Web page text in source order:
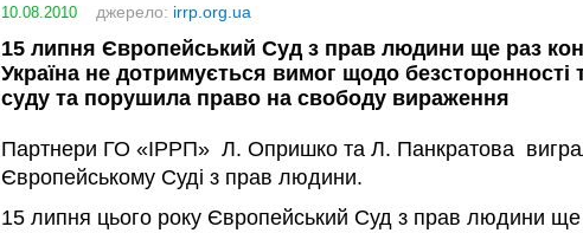
10.08.2010 джерело: irrp.org.ua
15 липня Європейський Суд з прав людини ще раз
Україна не дотримується вимог щодо безсторонності
суду та порушила право на свободу вираження
Партнери ГО «ІРРП» Л. Опришко та Л. Панкратова
Європейському Суді з прав людини.
15 липня цього року Європейський Суд з прав людини ще